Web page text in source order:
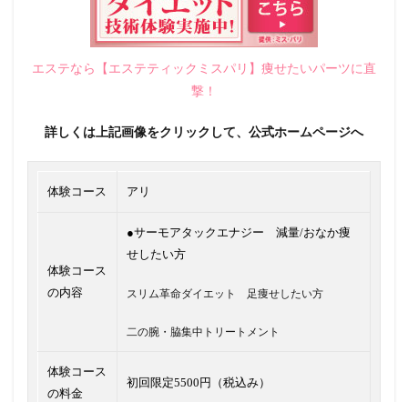
エステなら【エステティックミスパリ】痩せたいパーツに直
撃！
詳しくは上記画像をクリックして、公式ホームページへ
体験コース アリ
体験コース
の内容
●サーモアタックエナジー 減量/おなか痩
せしたい方
スリム革命ダイエット 足痩せしたい方
二の腕・脇集中トリートメント
体験コース
の料金
初回限定5500円（税込み）